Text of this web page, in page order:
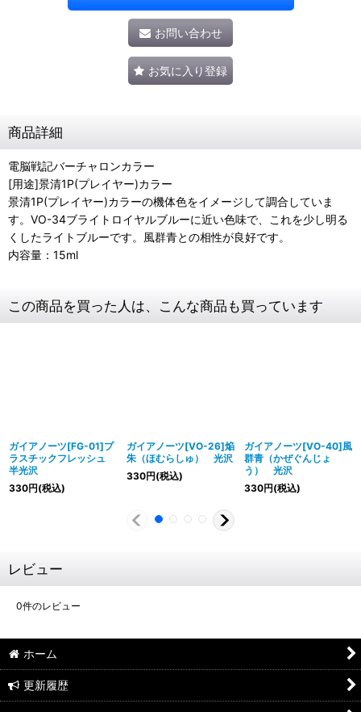
お問い合わせ
お気に入り登録
商品詳細
電脳戦記バーチャロンカラー
[用途]景清1P(プレイヤー)カラー
景清1P(プレイヤー)カラーの機体色をイメージして調合していま
す。VO-34ブライトロイヤルブルーに近い色味で、これを少し明る
くしたライトブルーです。風群青との相性が良好です。
内容量：15ml
この商品を買った人は、こんな商品も買っています
ガイアノーツ[FG-01]プ
ラスチックフレッシュ
半光沢
330円(税込)
ガイアノーツ[VO-26]焔
朱（ほむらしゅ） 光沢
330円(税込)
ガイアノーツ[VO-40]風
群青（かぜぐんじょ
う） 光沢
330円(税込)
レビュー
0件のレビュー
ホーム
更新履歴